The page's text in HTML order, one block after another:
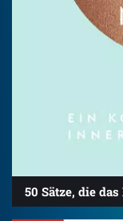
50 Sätze, die